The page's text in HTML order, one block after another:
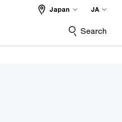
Japan JA
Search